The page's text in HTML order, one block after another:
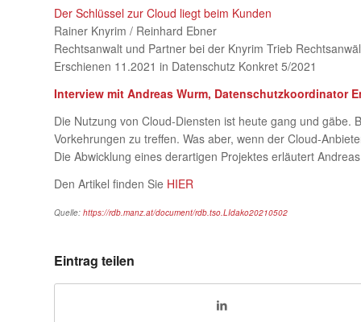
Der Schlüssel zur Cloud liegt beim Kunden
Rainer Knyrim / Reinhard Ebner
Rechtsanwalt und Partner bei der Knyrim Trieb
Erschienen 11.2021 in Datenschutz Konkret 5/2021
Interview mit Andreas Wurm, Datenschutzkoordinator
Die Nutzung von Cloud-Diensten ist heute gang und
Vorkehrungen zu treffen. Was aber, wenn der Cloud-
Die Abwicklung eines derartigen Projektes erläutert
Den Artikel finden Sie HIER
Quelle: https://rdb.manz.at/document/rdb.tso.LIdako20210502
Eintrag teilen